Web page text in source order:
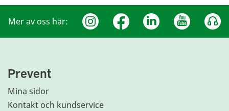
Mer av oss här:
Prevent
Mina sidor
Kontakt och kundservice